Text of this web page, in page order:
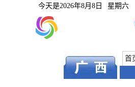
今天是2026年8月8日 星期六
首